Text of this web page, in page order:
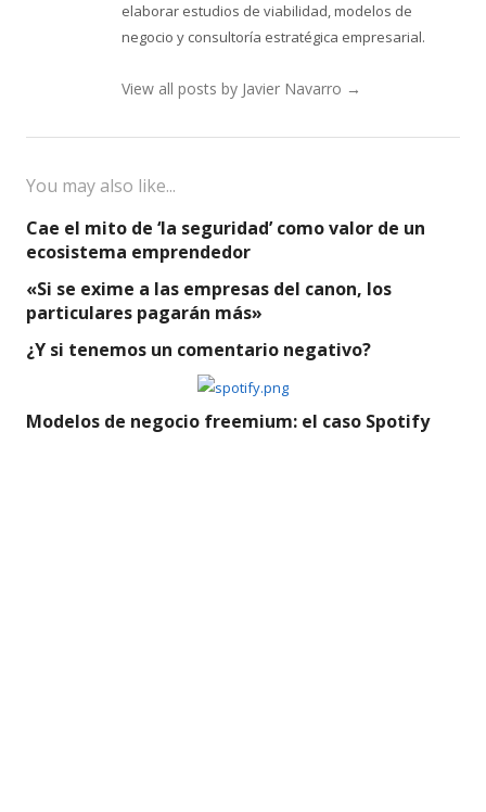
elaborar estudios de viabilidad, modelos de
negocio y consultoría estratégica empresarial.
View all posts by Javier Navarro →
You may also like...
Cae el mito de ‘la seguridad’ como valor de un
ecosistema emprendedor
«Si se exime a las empresas del canon, los
particulares pagarán más»
¿Y si tenemos un comentario negativo?
Modelos de negocio freemium: el caso Spotify